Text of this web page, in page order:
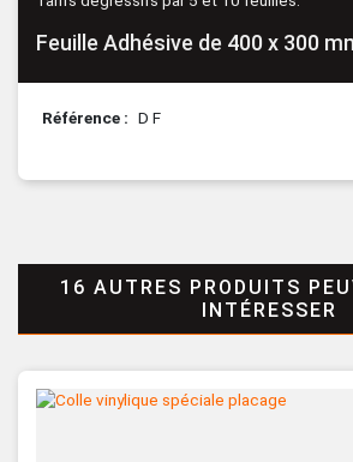
Feuille Adhésive de 400 x 300
Référence D F
16 AUTRES PRODUITS
INTÉRESSER